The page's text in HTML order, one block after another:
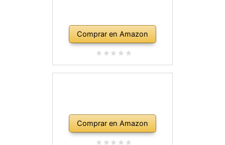
Comprar en Amazon
Comprar en Amazon